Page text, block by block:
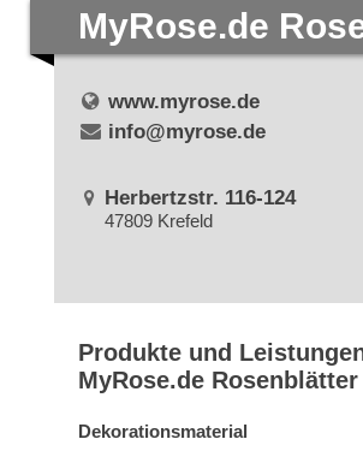
MyRose.de
www.myrose.de
info@myrose.de
Herbertzstr. 116-124
47809 Krefeld
Produkte und
MyRose.de Rosenblätter
Dekorationsmaterial